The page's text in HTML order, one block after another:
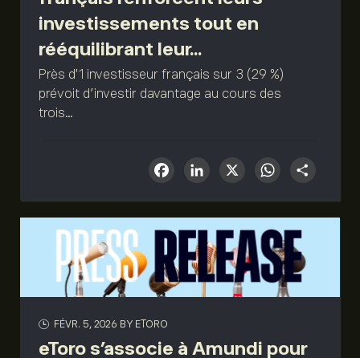
investissements tout en
rééquilibrant leur...
Près d'1 investisseur français sur 3 (29 %)
prévoit d'investir davantage au cours des
trois...
Facebook
LinkedIn
X
FÉVR. 5, 2026 BY ETORO
eToro s’associe à Amundi pour